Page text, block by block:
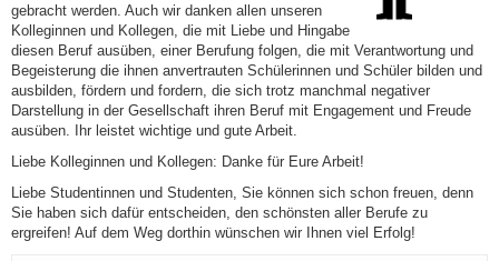
gebracht werden. Auch wir danken allen unseren
Kolleginnen und Kollegen, die mit Liebe und Hingabe
diesen Beruf ausüben, einer Berufung folgen, die mit Verantwortung und
Begeisterung die ihnen anvertrauten Schülerinnen und Schüler bilden und
ausbilden, fördern und fordern, die sich trotz manchmal negativer
Darstellung in der Gesellschaft ihren Beruf mit Engagement und Freude
ausüben. Ihr leistet wichtige und gute Arbeit.
Liebe Kolleginnen und Kollegen: Danke für Eure Arbeit!
Liebe Studentinnen und Studenten, Sie können sich schon freuen, denn
Sie haben sich dafür entscheiden, den schönsten aller Berufe zu
ergreifen! Auf dem Weg dorthin wünschen wir Ihnen viel Erfolg!